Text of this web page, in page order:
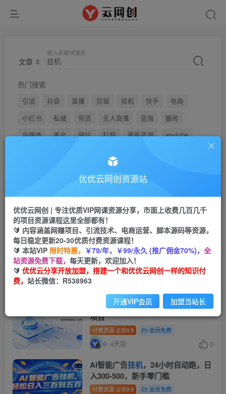
文章
输入关键词搜索
热门搜索
引流 抖音 直播 剪辑 挂机 快手
电商
小红书
私域 带货 无人直播 蓝海
搬砖
自媒体
美女 网站 打假 最新蓝海
youtube
文章 用户
搜索[挂机]，共找到639个文章
全自动番茄挂机玩法，日入300+，操
作门槛低，一台电脑即可开展
付费资源 云币9.9 会员免费
AI 智能广告挂机｜自动化流量变现新
项目
付费资源 云币9.9 会员免费
4天前 0
AI智能广告挂机，24小时自动跑，日
入300-500，新手零门槛
付费资源 云币9.9 会员免费
优优云网创资源站
优优云网创 | 专注优质VIP网课资源分享，市面上收费几百几千
的项目资源课程这里全部都有！
🔰 内容涵盖网赚项目、引流技术、电商运营、脚本源码等资源，
每日稳定更新20-30优质付费资源课程！
🔰 本站VIP 限时特惠， ￥79/年，￥99/永久 (推广佣金70%)， 全
站资源免费下载， 每天更新，欢迎加入！
🔰 优优云分享开放加盟，搭建一个和优优云网创一样的知识付
费， 站长微信：R538963
开通VIP会员 加盟当站长